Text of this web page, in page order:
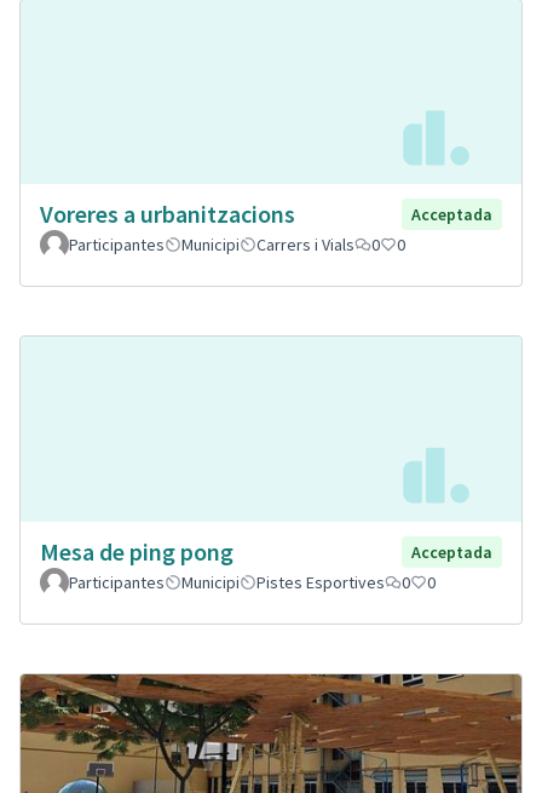
Voreres a urbanitzacions
Acceptada
Participantes
Municipi Carrers i Vials 0 0
Mesa de ping pong
Acceptada
Participantes
Municipi Pistes Esportives 0 0